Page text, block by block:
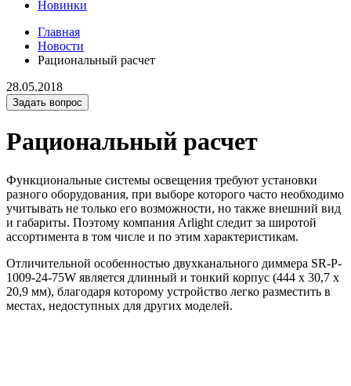
Новинки
Главная
Новости
Рациональный расчет
28.05.2018
Задать вопрос
Рациональный расчет
Функциональные системы освещения требуют установки
разного оборудования, при выборе которого часто необходимо
учитывать не только его возможности, но также внешний вид
и габариты. Поэтому компания Arlight следит за широтой
ассортимента в том числе и по этим характеристикам.
Отличительной особенностью двухканального диммера SR-P-
1009-24-75W является длинный и тонкий корпус (444 x 30,7 x
20,9 мм), благодаря которому устройство легко разместить в
местах, недоступных для других моделей.